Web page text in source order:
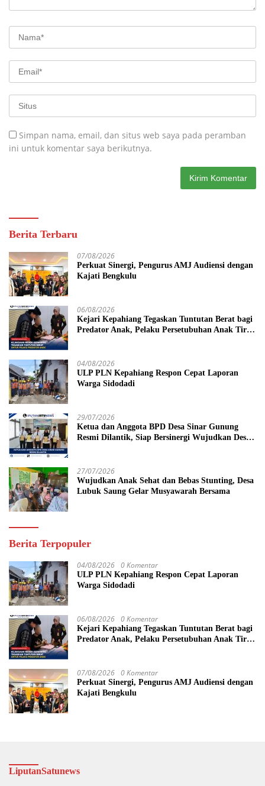
Simpan nama, email, dan situs web saya pada peramban
ini untuk komentar saya berikutnya.
Berita Terbaru
07/08/2026
Perkuat Sinergi, Pengurus AMJ Audiensi dengan
Kajati Bengkulu
06/08/2026
Kejari Kepahiang Tegaskan Tuntutan Berat bagi
Predator Anak, Pelaku Persetubuhan Anak Tiri
04/08/2026
ULP PLN Kepahiang Respon Cepat Laporan
Warga Sidodadi
29/07/2026
Ketua dan Anggota BPD Desa Sinar Gunung
Resmi Dilantik, Siap Bersinergi Wujudkan Desa
27/07/2026
Wujudkan Anak Sehat dan Bebas Stunting, Desa
Lubuk Saung Gelar Musyawarah Bersama
Berita Terpopuler
04/08/2026 0 Komentar
ULP PLN Kepahiang Respon Cepat Laporan
Warga Sidodadi
06/08/2026 0 Komentar
Kejari Kepahiang Tegaskan Tuntutan Berat bagi
Predator Anak, Pelaku Persetubuhan Anak Tiri
07/08/2026 0 Komentar
Perkuat Sinergi, Pengurus AMJ Audiensi dengan
Kajati Bengkulu
LiputanSatunews